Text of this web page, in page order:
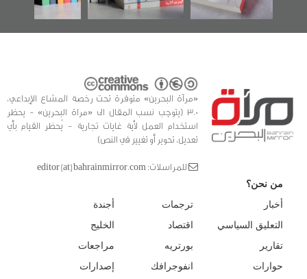
«مرآة البحرين» متوفرة تحت رخصة المشاع الإبداعي،
3.0 (يتوجب نسب المقال الى «مراة البحرين» - يحظر
استخدام العمل لأية غايات تجارية - يُحظر القيام بأي
تعديل، تحوير أو تغيير في النص)
للمراسلات: editor [at] bahrainmirror.com
من نحن؟
أخبار
التعليق السياسي
تقارير
حوارات
ترجمات
اقتصاد
بورتريه
انفوجرافك
أجندة
الخليج
مراجعات
إصدارات